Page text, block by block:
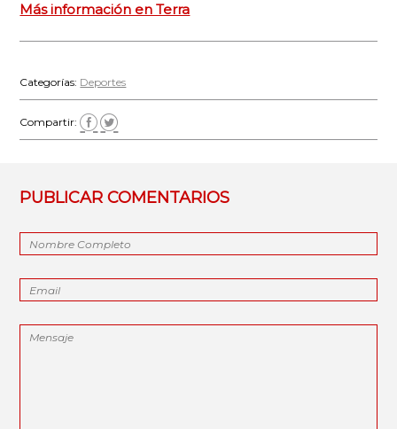
Más información en Terra
Categorías: Deportes
Compartir:
PUBLICAR COMENTARIOS